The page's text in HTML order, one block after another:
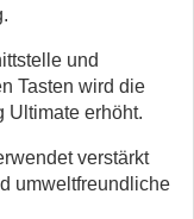
und
Tasten wird die
Ultimate erhöht.
verstärkt
umweltfreundliche